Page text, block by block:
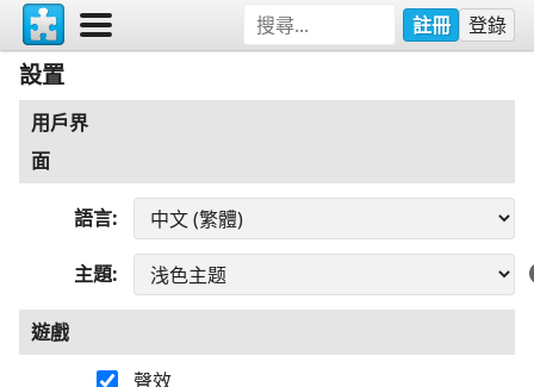
註冊 登錄
設置
用戶界
面
語言
主題
遊戲
聲效